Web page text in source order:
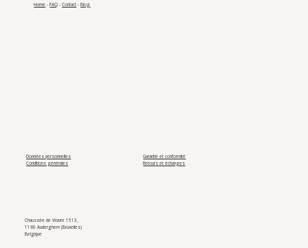
Home -FAQ -Contact -Blog
Données personnelles
Conditions générales
Chaussée de Wavre 1513,
1160 Auderghem (Bruxelles)
Belgique
Garantie et conformité
Retours et échanges